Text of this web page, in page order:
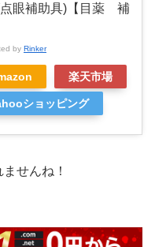
点眼補助具)【目薬 補
by Rinker
楽天市場
ショッピング
せんね！